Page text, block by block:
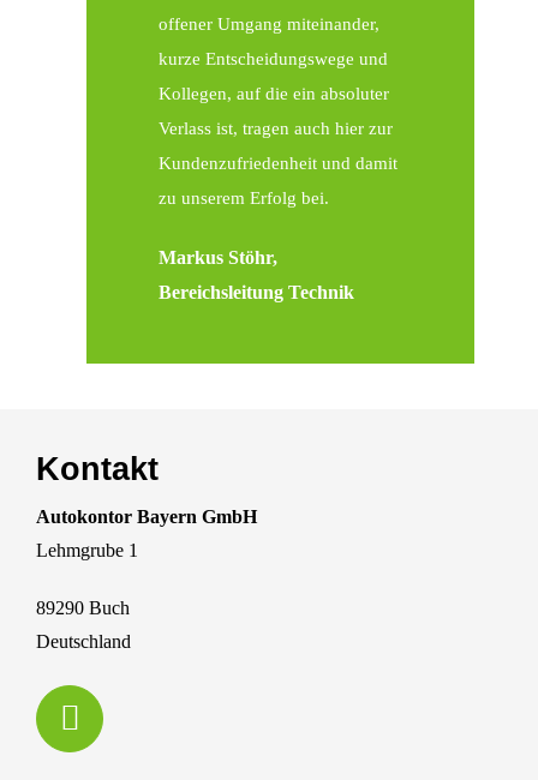
offener Umgang miteinander,
kurze Entscheidungswege und
Kollegen, auf die ein absoluter
Verlass ist, tragen auch hier zur
Kundenzufriedenheit und damit
zu unserem Erfolg bei.
Markus Stöhr,
Bereichsleitung Technik
Kontakt
Autokontor Bayern GmbH
Lehmgrube 1
89290 Buch
Deutschland